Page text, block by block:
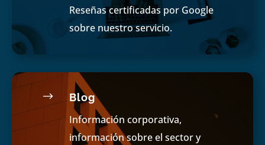
Reseñas certificadas por Google
sobre nuestro servicio.
$ Blog
Información corporativa,
información sobre el sector y